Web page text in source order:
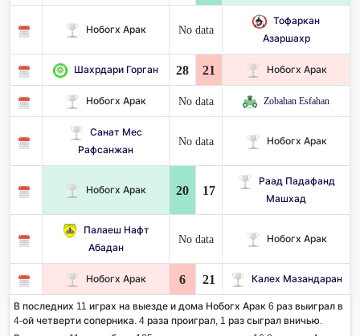
Нобогх Арак No data
Тофаркан
Азаршахр
Шахрдари Горган 28 21 Нобогх Арак
Нобогх Арак No data Zobahan Esfahan
Санат Мес
Рафсанжан
No data Нобогх Арак
Нобогх Арак 20 17
Раад Падафанд
Машхад
Палаеш Нафт
Абадан
No data Нобогх Арак
Нобогх Арак 6 21 Калех Мазандаран
В последних 11 играх на выезде и дома Нобогх Арак 6 раз выиграл в
4-ой четверти соперника. 4 раза проиграл, 1 раз сыграл вничью.